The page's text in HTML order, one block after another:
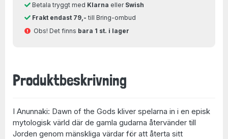
Betala tryggt med Klarna eller Swish
Frakt endast 79,- till Bring-ombud
Obs! Det finns bara 1 st. i lager
Produktbeskrivning
I Anunnaki: Dawn of the Gods kliver spelarna in i en episk
mytologisk värld där de gamla gudarna återvänder till
Jorden genom mänskliga värdar för att återta sitt